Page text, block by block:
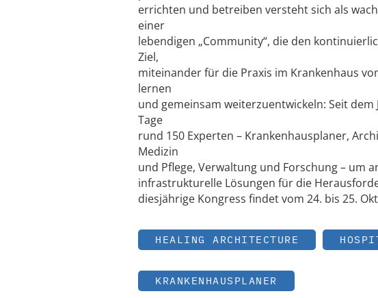
errichten und betreiben versteht sich als
einer
lebendigen „Community“, die den
Ziel,
miteinander für die Praxis im Krankenhaus
lernen
und gemeinsam weiterzuentwickeln: Seit
Tage
rund 150 Experten – Krankenhausplaner,
Medizin
und Pflege, Verwaltung und Forschung – um
infrastrukturelle Lösungen für die
diesjährige Kongress findet vom 24. bis 25.
HEALING ARCHITECTURE
KRANKENHAUSPLANER